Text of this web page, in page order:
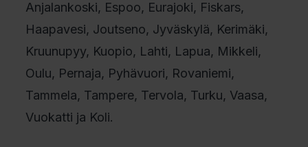
Anjalankoski, Espoo, Eurajoki, Fiskars,
Haapavesi, Joutseno, Jyväskylä, Kerimäki,
Kruunupyy, Kuopio, Lahti, Lapua, Mikkeli,
Oulu, Pernaja, Pyhävuori, Rovaniemi,
Tammela, Tampere, Tervola, Turku, Vaasa,
Vuokatti ja Koli.